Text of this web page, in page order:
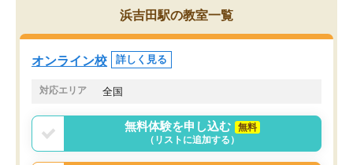
ことができました。自分のように勉強
のやり方や進捗管理で苦労している方
には特におすすめしたい塾です。
浜吉田駅の教室一覧
オンライン校 詳しく見る
対応エリア 全国
無料体験を申し込む
無料
（リストに追加する）